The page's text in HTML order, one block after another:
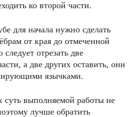
ко второй части.
для начала нужно сделать
от края до отмеченной
отрезать две
а две других оставить, они
язычками.
суть выполняемой работы не
лучше обратить